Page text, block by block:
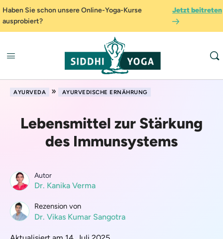
Haben Sie schon unsere Online-Yoga-Kurse
ausprobiert?
Jetzt beitreten
AYURVEDA » AYURVEDISCHE ERNÄHRUNG
Lebensmittel zur Stärkung
des Immunsystems
Autor
Dr. Kanika Verma
Rezension von
Dr. Vikas Kumar Sangotra